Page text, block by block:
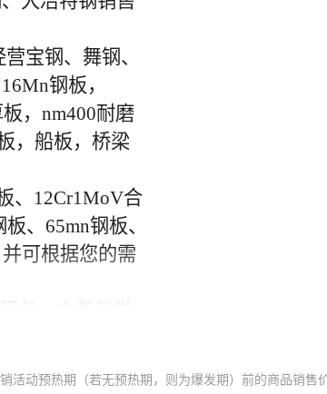
活动预热期（若无预热期，则为爆发期）前的商品销售